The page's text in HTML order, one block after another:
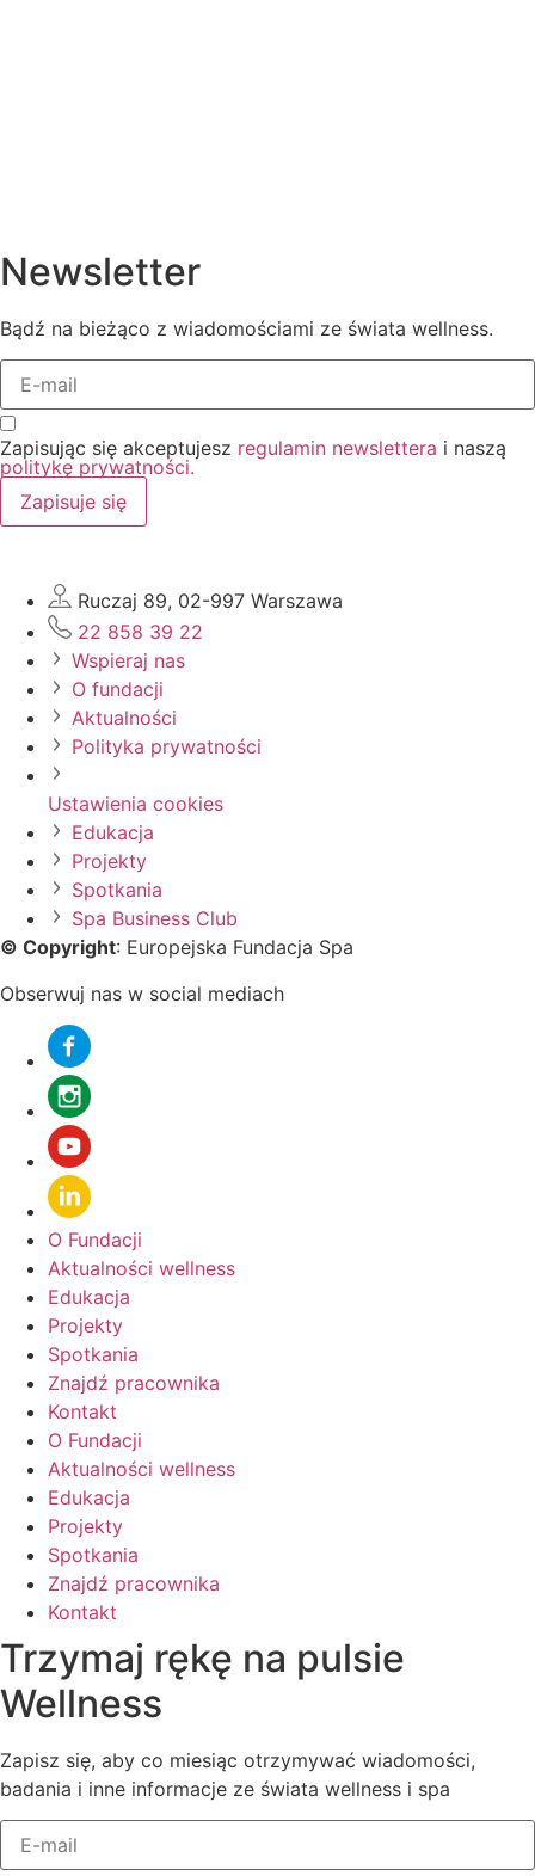
Newsletter
Bądź na bieżąco z wiadomościami ze świata wellness.
Zapisując się akceptujesz regulamin newslettera i naszą
politykę prywatności.
Zapisuje się
Ruczaj 89, 02-997 Warszawa
22 858 39 22
Wspieraj nas
O fundacji
Aktualności
Polityka prywatności
Ustawienia cookies
Edukacja
Projekty
Spotkania
Spa Business Club
©️ Copyright: Europejska Fundacja Spa
Obserwuj nas w social mediach
O Fundacji
Aktualności wellness
Edukacja
Projekty
Spotkania
Znajdź pracownika
Kontakt
O Fundacji
Aktualności wellness
Edukacja
Projekty
Spotkania
Znajdź pracownika
Kontakt
Trzymaj rękę na pulsie
Wellness
Zapisz się, aby co miesiąc otrzymywać wiadomości,
badania i inne informacje ze świata wellness i spa